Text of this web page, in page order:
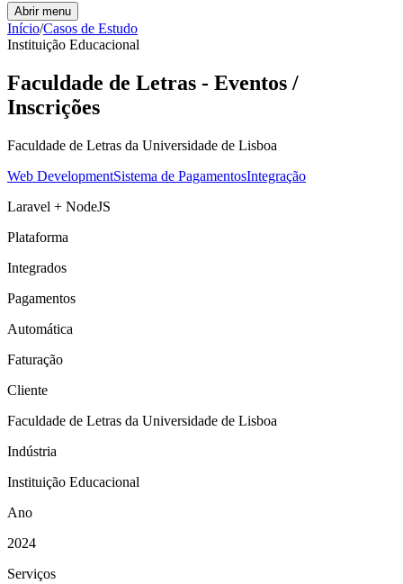
Abrir menu
Início/Casos de Estudo
Instituição Educacional
Faculdade de Letras - Eventos /
Inscrições
Faculdade de Letras da Universidade de Lisboa
Web DevelopmentSistema de PagamentosIntegração
Laravel + NodeJS
Plataforma
Integrados
Pagamentos
Automática
Faturação
Cliente
Faculdade de Letras da Universidade de Lisboa
Indústria
Instituição Educacional
Ano
2024
Serviços